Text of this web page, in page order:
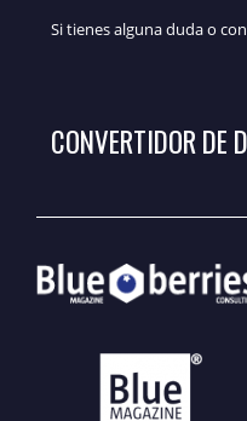
Si tienes alguna duda o
CONVERTIDOR DE